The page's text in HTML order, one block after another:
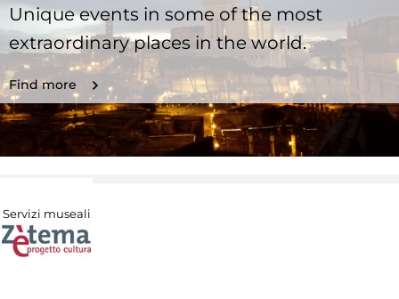
Unique events in some of the most
extraordinary places in the world.
Find more
Servizi museali